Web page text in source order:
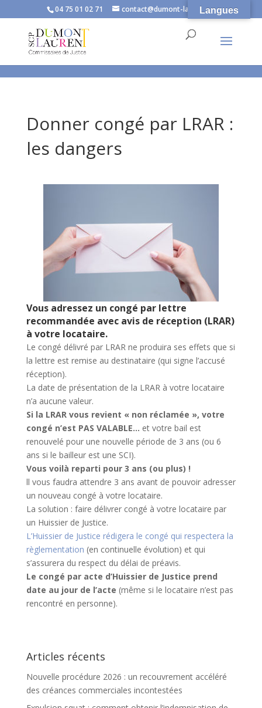
04 75 01 02 71 contact@dumont-laurent.fr
Donner congé par LRAR :
les dangers
Vous adressez un congé par lettre
recommandée avec avis de réception (LRAR)
à votre locataire.
Le congé délivré par LRAR ne produira ses effets que si
la lettre est remise au destinataire (qui signe l’accusé
réception).
La date de présentation de la LRAR à votre locataire
n’a aucune valeur.
Si la LRAR vous revient « non réclamée », votre
congé n’est PAS VALABLE… et votre bail est
renouvelé pour une nouvelle période de 3 ans (ou 6
ans si le bailleur est une SCI).
Vous voilà reparti pour 3 ans (ou plus) !
ll vous faudra attendre 3 ans avant de pouvoir adresser
un nouveau congé à votre locataire.
La solution : faire délivrer congé à votre locataire par
un Huissier de Justice.
L’Huissier de Justice rédigera le congé qui respectera la
règlementation (en continuelle évolution) et qui
s’assurera du respect du délai de préavis.
Le congé par acte d’Huissier de Justice prend
date au jour de l’acte (même si le locataire n’est pas
rencontré en personne).
Articles récents
Nouvelle procédure 2026 : un recouvrement accéléré
des créances commerciales incontestées
Langues